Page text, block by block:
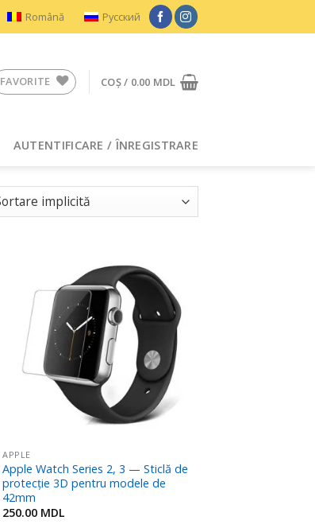
Română Русский
FAVORITE COȘ / 0.00 MDL
AUTENTIFICARE / ÎNREGISTRARE
Adaugă
în
Favorite
APPLE
Apple Watch Series 2, 3 — Sticlă de
protecție 3D pentru modele de
42mm
250.00 MDL